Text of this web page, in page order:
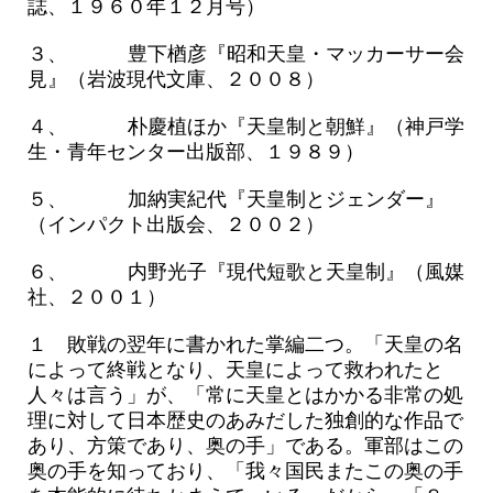
誌、１９６０年１２月号）
３、 豊下楢彦『昭和天皇・マッカーサー会
見』（岩波現代文庫、２００８）
４、 朴慶植ほか『天皇制と朝鮮』（神戸学
生・青年センター出版部、１９８９）
５、 加納実紀代『天皇制とジェンダー』
（インパクト出版会、２００２）
６、 内野光子『現代短歌と天皇制』（風媒
社、２００１）
１ 敗戦の翌年に書かれた掌編二つ。「天皇の名
によって終戦となり、天皇によって救われたと
人々は言う」が、「常に天皇とはかかる非常の処
理に対して日本歴史のあみだした独創的な作品で
あり、方策であり、奥の手」である。軍部はこの
奥の手を知っており、「我々国民またこの奥の手